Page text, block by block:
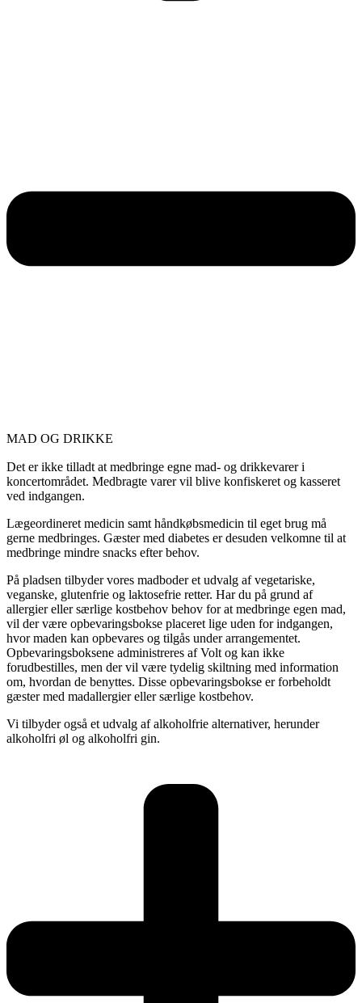
MAD OG DRIKKE
Det er ikke tilladt at medbringe egne mad- og drikkevarer i
koncertområdet. Medbragte varer vil blive konfiskeret og kasseret
ved indgangen.
Lægeordineret medicin samt håndkøbsmedicin til eget brug må
gerne medbringes. Gæster med diabetes er desuden velkomne til at
medbringe mindre snacks efter behov.
På pladsen tilbyder vores madboder et udvalg af vegetariske,
veganske, glutenfrie og laktosefrie retter. Har du på grund af
allergier eller særlige kostbehov behov for at medbringe egen mad,
vil der være opbevaringsbokse placeret lige uden for indgangen,
hvor maden kan opbevares og tilgås under arrangementet.
Opbevaringsboksene administreres af Volt og kan ikke
forudbestilles, men der vil være tydelig skiltning med information
om, hvordan de benyttes. Disse opbevaringsbokse er forbeholdt
gæster med madallergier eller særlige kostbehov.
Vi tilbyder også et udvalg af alkoholfrie alternativer, herunder
alkoholfri øl og alkoholfri gin.